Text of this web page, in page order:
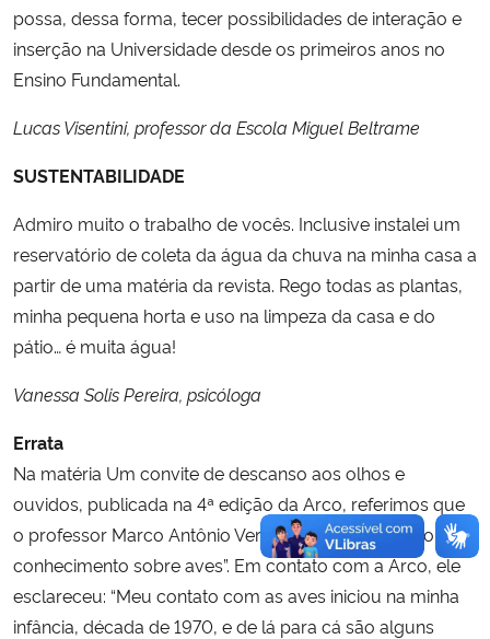
Planalto
possa, dessa forma, tecer possibilidades de interação e
inserção na Universidade desde os primeiros anos no
Ensino Fundamental.
Lucas Visentini, professor da Escola Miguel Beltrame
SUSTENTABILIDADE
Admiro muito o trabalho de vocês. Inclusive instalei um
reservatório de coleta da água da chuva na minha casa a
partir de uma matéria da revista. Rego todas as plantas,
minha pequena horta e uso na limpeza da casa e do
pátio… é muita água!
Vanessa Solis Pereira, psicóloga
Errata
Na matéria Um convite de descanso aos olhos e
ouvidos, publicada na 4ª edição da Arco, referimos que
o professor Marco Antônio Verardi Fialho possui “pouco
conhecimento sobre aves”. Em contato com a Arco, ele
esclareceu: “Meu contato com as aves iniciou na minha
infância, década de 1970, e de lá para cá são alguns